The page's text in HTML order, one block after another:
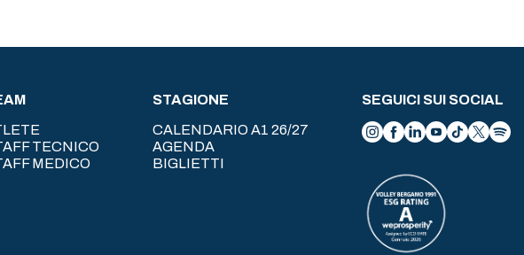
TECNICO
MEDICO
STAGIONE
CALENDARIO A1 26/27
AGENDA
BIGLIETTI
SEGUICI SUI SOCIAL